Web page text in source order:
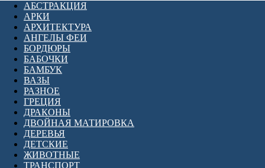
АБСТРАКЦИЯ
АРКИ
АРХИТЕКТУРА
АНГЕЛЫ ФЕИ
БОРДЮРЫ
БАБОЧКИ
БАМБУК
ВАЗЫ
РАЗНОЕ
ГРЕЦИЯ
ДРАКОНЫ
ДВОЙНАЯ МАТИРОВКА
ДЕРЕВЬЯ
ДЕТСКИЕ
ЖИВОТНЫЕ
ТРАНСПОРТ